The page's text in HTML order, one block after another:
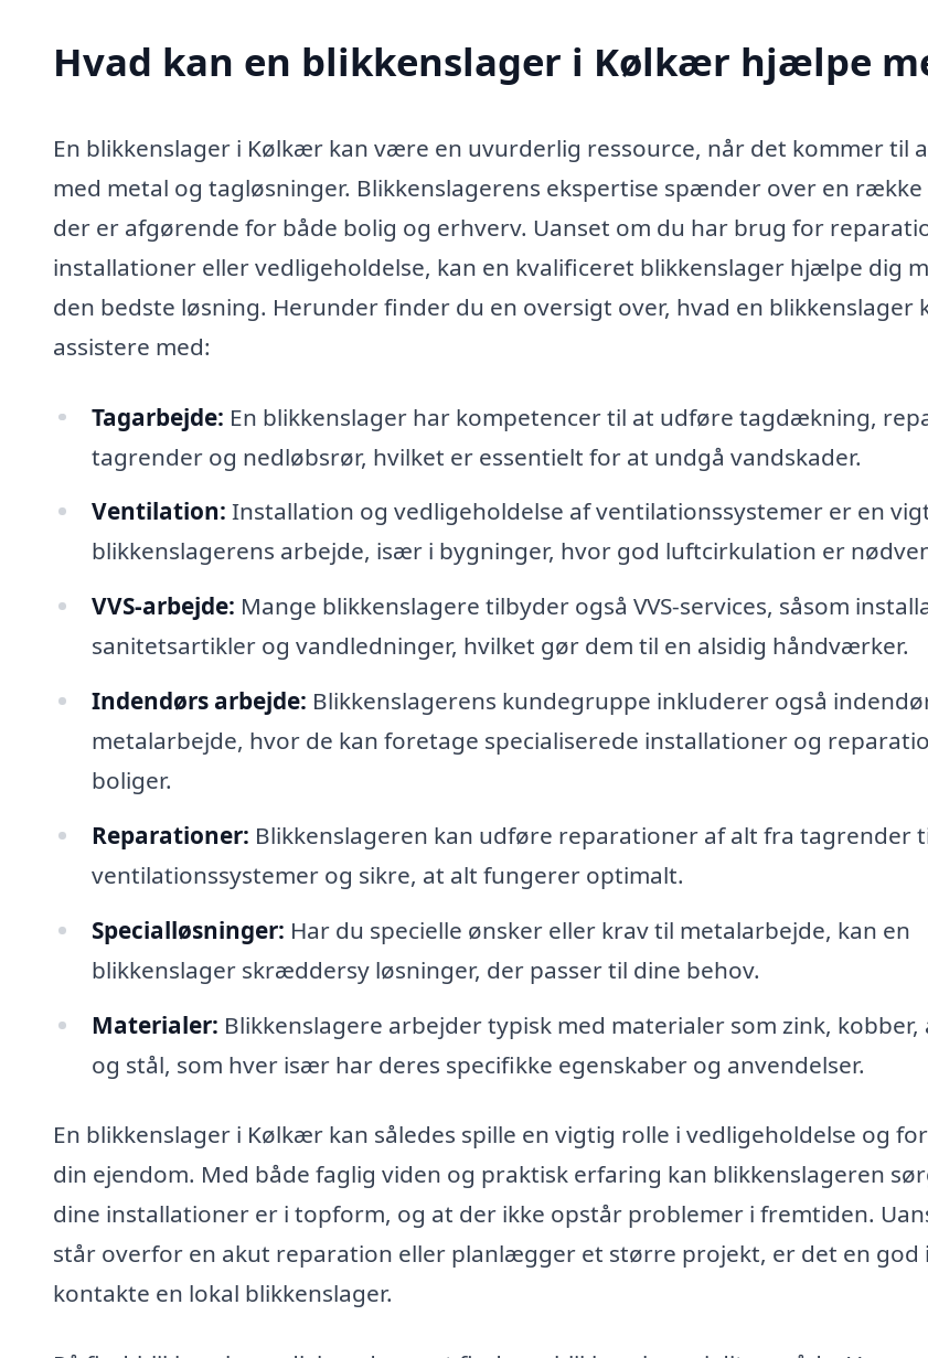
Hvad kan en blikkenslager i Kølkær hjælpe
En blikkenslager i Kølkær kan være en uvurderlig ressource, når det kommer til
med metal og tagløsninger. Blikkenslagerens ekspertise spænder over en række
der er afgørende for både bolig og erhverv. Uanset om du har brug for
installationer eller vedligeholdelse, kan en kvalificeret blikkenslager hjælpe dig
den bedste løsning. Herunder finder du en oversigt over, hvad en blikkenslager
assistere med:
Tagarbejde: En blikkenslager har kompetencer til at udføre tagdækning,
tagrender og nedløbsrør, hvilket er essentielt for at undgå vandskader.
Ventilation: Installation og vedligeholdelse af ventilationssystemer er en
blikkenslagerens arbejde, især i bygninger, hvor god luftcirkulation er
VVS-arbejde: Mange blikkenslagere tilbyder også VVS-services, såsom
sanitetsartikler og vandledninger, hvilket gør dem til en alsidig håndværker.
Indendørs arbejde: Blikkenslagerens kundegruppe inkluderer også
metalarbejde, hvor de kan foretage specialiserede installationer og
boliger.
Reparationer: Blikkenslageren kan udføre reparationer af alt fra tagrender
ventilationssystemer og sikre, at alt fungerer optimalt.
Specialløsninger: Har du specielle ønsker eller krav til metalarbejde, kan en
blikkenslager skræddersy løsninger, der passer til dine behov.
Materialer: Blikkenslagere arbejder typisk med materialer som zink,
og stål, som hver især har deres specifikke egenskaber og anvendelser.
En blikkenslager i Kølkær kan således spille en vigtig rolle i vedligeholdelse og
din ejendom. Med både faglig viden og praktisk erfaring kan blikkenslageren
dine installationer er i topform, og at der ikke opstår problemer i fremtiden.
står overfor en akut reparation eller planlægger et større projekt, er det en god
kontakte en lokal blikkenslager.